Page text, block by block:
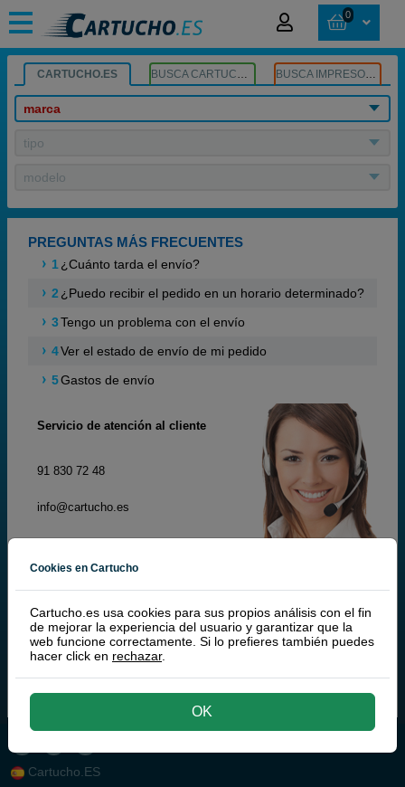
0
CARTUCHO.ES BUSCA CARTUCHOS BUSCA IMPRESORA
marca
tipo
modelo
PREGUNTAS MÁS FRECUENTES
1 ¿Cuánto tarda el envío?
2 ¿Puedo recibir el pedido en un horario determinado?
3Tengo un problema con el envío
4Ver el estado de envío de mi pedido
5Gastos de envío
Servicio de atención al cliente
91 830 72 48
info@cartucho.es
Encuentra rápidamente la respuesta.
BUSCAR
Cartucho.ES
Cookies en Cartucho
Cartucho.es usa cookies para sus propios análisis con el fin
de mejorar la experiencia del usuario y garantizar que la
web funcione correctamente. Si lo prefieres también puedes
hacer click en rechazar.
OK